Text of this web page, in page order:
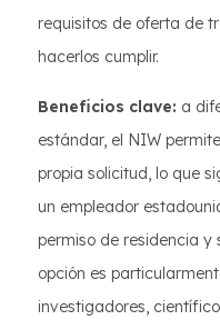
requisitos de oferta de
hacerlos cumplir.
Beneficios clave: a
estándar, el NIW
propia solicitud, lo que
un empleador
permiso de residencia
opción es
investigadores,